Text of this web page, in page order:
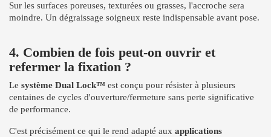
Sur les surfaces poreuses, texturées ou grasses, l'accroche sera
moindre. Un dégraissage soigneux reste indispensable avant pose.
4. Combien de fois peut-on ouvrir et
refermer la fixation ?
Le système Dual Lock™ est conçu pour résister à plusieurs
centaines de cycles d'ouverture/fermeture sans perte significative
de performance.
C'est précisément ce qui le rend adapté aux applications